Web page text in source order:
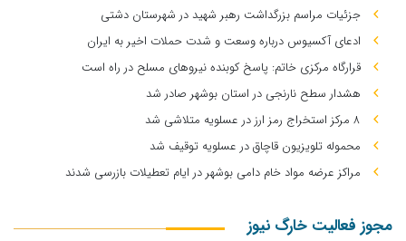
جزئیات مراسم بزرگداشت رهبر شهید در شهرستان دشتی
ادعای آکسیوس درباره وسعت و شدت حملات اخیر به ایران
قرارگاه مرکزی خاتم: پاسخ کوبنده نیروهای مسلح در راه است
هشدار سطح نارنجی در استان بوشهر صادر شد
۸ مرکز استخراج رمز ارز در عسلویه متلاشی شد
محموله تلویزیون قاچاق در عسلویه توقیف شد
مراکز عرضه مواد خام دامی بوشهر در ایام تعطیلات بازرسی شدند
مجوز فعالیت خارگ نیوز